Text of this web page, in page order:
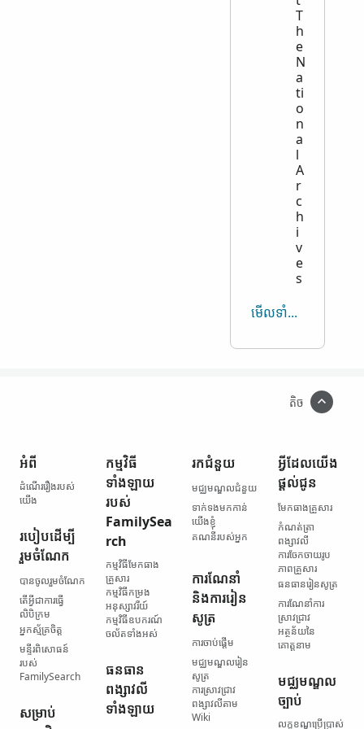
T
h
e
N
a
ti
o
n
a
l
A
r
c
h
i
v
e
s
មើល​ទាំងអស់
តិច
អំពី
ដំណើររឿង​របស់​
យើង
របៀប​ដើម្បី​
រួមចំណែក
បានចូលរួមចំណែក
តើ​អ្វី​ជា​ការធ្វើ​
លិបិក្រម
អ្នកស្ម័គ្រចិត្ត
មន្ទីរ​ពិសោធន៍​
របស់
FamilySearch
សម្រាប់​
កម្មវិធី​
ទាំងឡាយ​
របស់
FamilySea
rch
កម្មវិធី​មែកធាង​
គ្រួសារ
កម្មវិធី​កម្រង​
អនុស្សាវរីយ៍
កម្មវិធី​ឧបករណ៍​
ចល័ត​ទាំងអស់
ធនធាន​
ពង្សាវលី​
ទាំងឡាយ
រក​ជំនួយ
មជ្ឈមណ្ឌល​ជំនួយ
ទាក់ទង​មកកាន់​
យើងខ្ញុំ
គណនី​របស់​អ្នក
ការណែនាំ
និង​ការរៀន
សូត្រ
ការចាប់ផ្ដើម
មជ្ឈមណ្ឌល​រៀន
សូត្រ
ការស្រាវជ្រាវ​
ពង្សាវលី​តាម
Wiki
អ្វី​ដែល​យើង​
ផ្ដល់ជូន
មែកធាង​គ្រួសារ
កំណត់ត្រា​
ពង្សាវលី
ការចែកចាយ​រូប
ភាព​គ្រួសារ
ធនធាន​រៀនសូត្រ
ការណែនាំ​ការ
ស្រាវជ្រាវ
អត្ថន័យ​នៃ​
គោត្តនាម
មជ្ឈមណ្ឌល​
ច្បាប់
លក្ខខណ្ឌ​ប្រើប្រាស់​